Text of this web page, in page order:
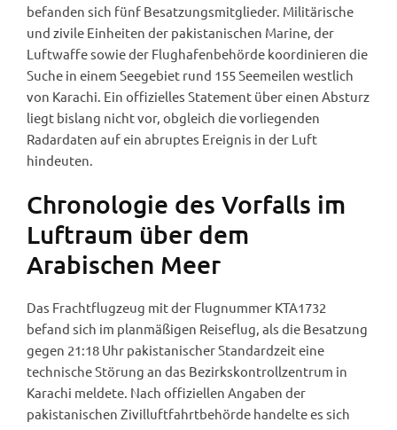
befanden sich fünf Besatzungsmitglieder. Militärische
und zivile Einheiten der pakistanischen Marine, der
Luftwaffe sowie der Flughafenbehörde koordinieren die
Suche in einem Seegebiet rund 155 Seemeilen westlich
von Karachi. Ein offizielles Statement über einen Absturz
liegt bislang nicht vor, obgleich die vorliegenden
Radardaten auf ein abruptes Ereignis in der Luft
hindeuten.
Chronologie des Vorfalls im
Luftraum über dem
Arabischen Meer
Das Frachtflugzeug mit der Flugnummer KTA1732
befand sich im planmäßigen Reiseflug, als die Besatzung
gegen 21:18 Uhr pakistanischer Standardzeit eine
technische Störung an das Bezirkskontrollzentrum in
Karachi meldete. Nach offiziellen Angaben der
pakistanischen Zivilluftfahrtbehörde handelte es sich